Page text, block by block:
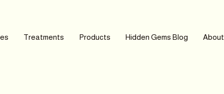
Treatments Products Hidden Gems Blog About